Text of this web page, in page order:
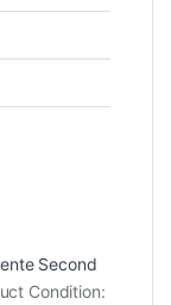
Second
Condition: